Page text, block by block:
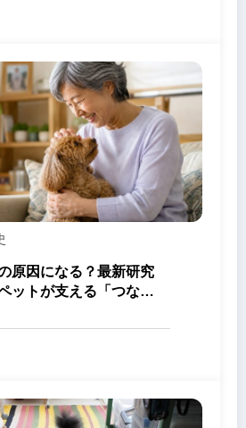
原因になる？最新研究
ットが支える「つなが